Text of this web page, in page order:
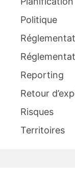
Politique
Reporting
Retour
Risques
Territoires